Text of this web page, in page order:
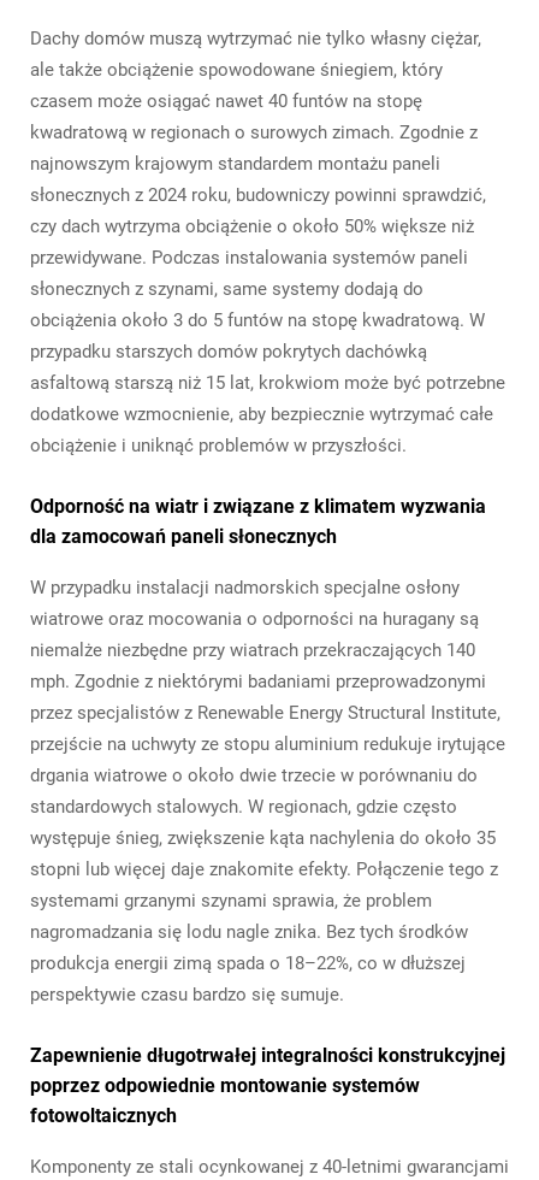
Dachy domów muszą wytrzymać nie tylko własny ciężar,
ale także obciążenie spowodowane śniegiem, który
czasem może osiągać nawet 40 funtów na stopę
kwadratową w regionach o surowych zimach. Zgodnie z
najnowszym krajowym standardem montażu paneli
słonecznych z 2024 roku, budowniczy powinni sprawdzić,
czy dach wytrzyma obciążenie o około 50% większe niż
przewidywane. Podczas instalowania systemów paneli
słonecznych z szynami, same systemy dodają do
obciążenia około 3 do 5 funtów na stopę kwadratową. W
przypadku starszych domów pokrytych dachówką
asfaltową starszą niż 15 lat, krokwiom może być potrzebne
dodatkowe wzmocnienie, aby bezpiecznie wytrzymać całe
obciążenie i uniknąć problemów w przyszłości.
Odporność na wiatr i związane z klimatem wyzwania
dla zamocowań paneli słonecznych
W przypadku instalacji nadmorskich specjalne osłony
wiatrowe oraz mocowania o odporności na huragany są
niemalże niezbędne przy wiatrach przekraczających 140
mph. Zgodnie z niektórymi badaniami przeprowadzonymi
przez specjalistów z Renewable Energy Structural Institute,
przejście na uchwyty ze stopu aluminium redukuje irytujące
drgania wiatrowe o około dwie trzecie w porównaniu do
standardowych stalowych. W regionach, gdzie często
występuje śnieg, zwiększenie kąta nachylenia do około 35
stopni lub więcej daje znakomite efekty. Połączenie tego z
systemami grzanymi szynami sprawia, że problem
nagromadzania się lodu nagle znika. Bez tych środków
produkcja energii zimą spada o 18–22%, co w dłuższej
perspektywie czasu bardzo się sumuje.
Zapewnienie długotrwałej integralności konstrukcyjnej
poprzez odpowiednie montowanie systemów
fotowoltaicznych
Komponenty ze stali ocynkowanej z 40-letnimi gwarancjami